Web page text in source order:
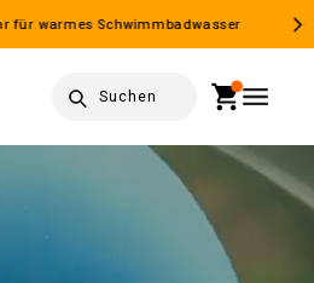
Suchen Warenkorb